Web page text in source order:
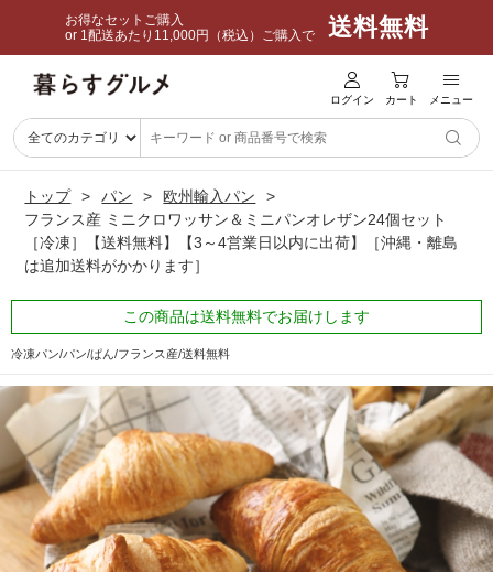
お得なセットご購入
or 1配送あたり11,000円（税込）ご購入で
送料無料
ログイン カート メニュー
トップ パン
欧州輸入パン
フランス産 ミニクロワッサン＆ミニパンオレザン24個セット
［冷凍］【送料無料】【3～4営業日以内に出荷】［沖縄・離島
は追加送料がかかります］
この商品は送料無料でお届けします
冷凍パン/パン/ぱん/フランス産/送料無料